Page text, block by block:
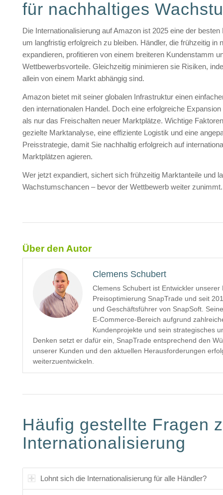
für nachhaltiges
Die Internationalisierung auf Amazon ist 2025 eine der besten
um langfristig erfolgreich zu bleiben. Händler, die frühzeitig in
expandieren, profitieren von einem breiteren Kundenstamm
Wettbewerbsvorteile. Gleichzeitig minimieren sie Risiken,
allein von einem Markt abhängig sind.
Amazon bietet mit seiner globalen Infrastruktur einen
den internationalen Handel. Doch eine erfolgreiche
als nur das Freischalten neuer Marktplätze. Wichtige
gezielte Marktanalyse, eine effiziente Logistik und eine
Preisstrategie, damit Sie nachhaltig erfolgreich auf
Marktplätzen agieren.
Wer jetzt expandiert, sichert sich frühzeitig Marktanteile und
Wachstumschancen – bevor der Wettbewerb weiter zunimmt.
Über den Autor
Clemens Schubert
Clemens Schubert ist Entwickler unserer
Preisoptimierung SnapTrade und seit
und Geschäftsführer von SnapSoft.
E-Commerce-Bereich aufgrund
Kundenprojekte und sein strategisches
Denken setzt er dafür ein, SnapTrade entsprechend den
unserer Kunden und den aktuellen Herausforderungen
weiterzuentwickeln.
Häufig gestellte Fragen
Internationalisierung
Lohnt sich die Internationalisierung für alle Händler?